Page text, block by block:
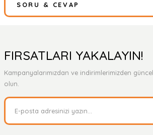
Bu ürüne ilk yorumu siz
Yorum Yaz
SORU & CEVAP
Ürün hakkında henüz soru
FIRSATLARI YAKALAYIN!
Kampanyalarımızdan ve indirimlerimizden
olun.